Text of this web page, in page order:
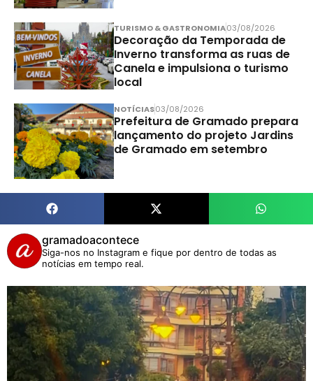
TURISMO & GASTRONOMIA03/08/2026
Decoração da Temporada de
Inverno transforma as ruas de
Canela e impulsiona o turismo
local
NOTÍCIAS03/08/2026
Prefeitura de Gramado prepara
lançamento do projeto Jardins
de Gramado em setembro
gramadoacontece
Siga-nos no Instagram e fique por dentro de todas as
notícias em tempo real.